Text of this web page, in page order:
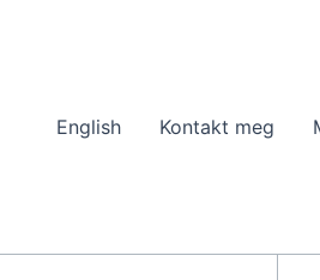
English Kontakt meg